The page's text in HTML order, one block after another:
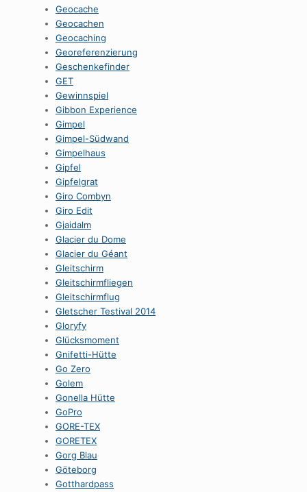
Geocache
Geocachen
Geocaching
Georeferenzierung
Geschenkefinder
GET
Gewinnspiel
Gibbon Experience
Gimpel
Gimpel-Südwand
Gimpelhaus
Gipfel
Gipfelgrat
Giro Combyn
Giro Edit
Gjaidalm
Glacier du Dome
Glacier du Géant
Gleitschirm
Gleitschirmfliegen
Gleitschirmflug
Gletscher Testival 2014
Gloryfy
Glücksmoment
Gnifetti-Hütte
Go Zero
Golem
Gonella Hütte
GoPro
GORE-TEX
GORETEX
Gorg Blau
Göteborg
Gotthardpass